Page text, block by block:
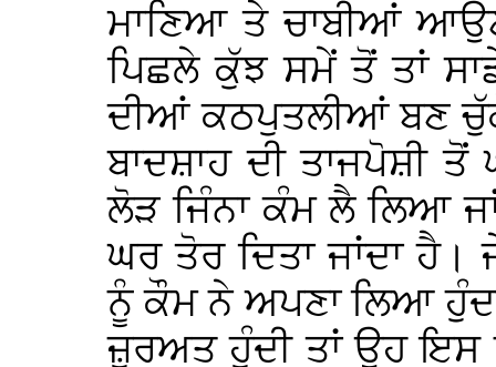
ਮਾਣਿਆ ਤੇ ਚਾਬੀਆਂ
ਪਿਛਲੇ ਕੁੱਝ ਸਮੇਂ ਤੋਂ ਤਾਂ
ਦੀਆਂ ਕਠਪੁਤਲੀਆਂ ਬਣ
ਬਾਦਸ਼ਾਹ ਦੀ ਤਾਜਪੋਸ਼ੀ
ਲੋੜ ਜਿੰਨਾ ਕੰਮ ਲੈ ਲਿਆ
ਘਰ ਤੋਰ ਦਿਤਾ ਜਾਂਦਾ ਹੈ।
ਨੂੰ ਕੌਮ ਨੇ ਅਪਣਾ ਲਿਆ
ਜ਼ੁਰਅਤ ਹੁੰਦੀ ਤਾਂ ਉਹ ਇਸ